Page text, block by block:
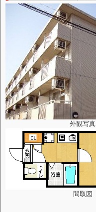
外観写真
間取図